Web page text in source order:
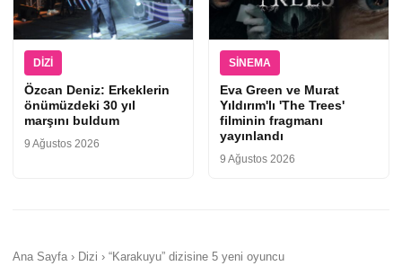
DIZI
Özcan Deniz: Erkeklerin
önümüzdeki 30 yıl
marşını buldum
9 Ağustos 2026
SINEMA
Eva Green ve Murat
Yıldırım'lı 'The Trees'
filminin fragmanı
yayınlandı
9 Ağustos 2026
Ana Sayfa › Dizi › “Karakuyu” dizisine 5 yeni oyuncu